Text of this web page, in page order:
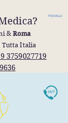
&Roma
Italia
3759027719
FNOMCeO